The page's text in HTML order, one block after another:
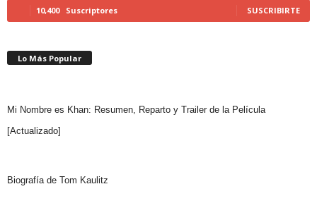
10,400 Suscriptores SUSCRIBIRTE
Lo Más Popular
Mi Nombre es Khan: Resumen, Reparto y Trailer de la Película
[Actualizado]
Biografía de Tom Kaulitz